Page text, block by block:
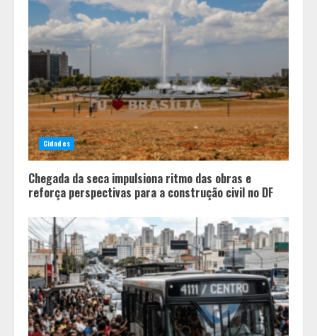
Cidades
Chegada da seca impulsiona ritmo das obras e
reforça perspectivas para a construção civil no DF